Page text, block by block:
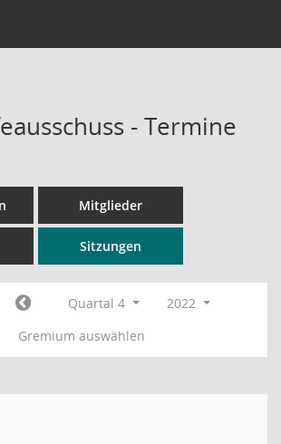
- Termine
Mitglieder
Sitzungen
Quartal 4
2022
Gremium auswählen